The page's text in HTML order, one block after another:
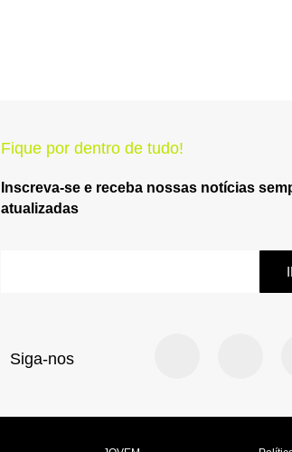
Fique por dentro de tudo!
Inscreva-se e receba nossas notícias
atualizadas
Siga-nos